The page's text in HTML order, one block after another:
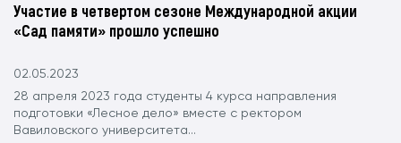
Участие в четвертом сезоне Международной акции
«Сад памяти» прошло успешно
02.05.2023
28 апреля 2023 года студенты 4 курса направления
подготовки «Лесное дело» вместе с ректором
Вавиловского университета...